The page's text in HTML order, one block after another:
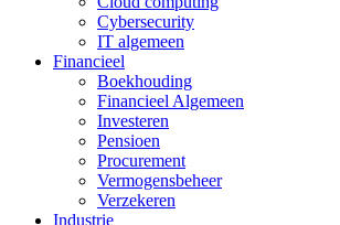
Cybersecurity
IT algemeen
Financieel
Boekhouding
Financieel Algemeen
Investeren
Pensioen
Procurement
Vermogensbeheer
Verzekeren
Industrie